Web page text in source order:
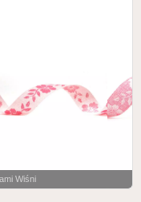
Wiśni